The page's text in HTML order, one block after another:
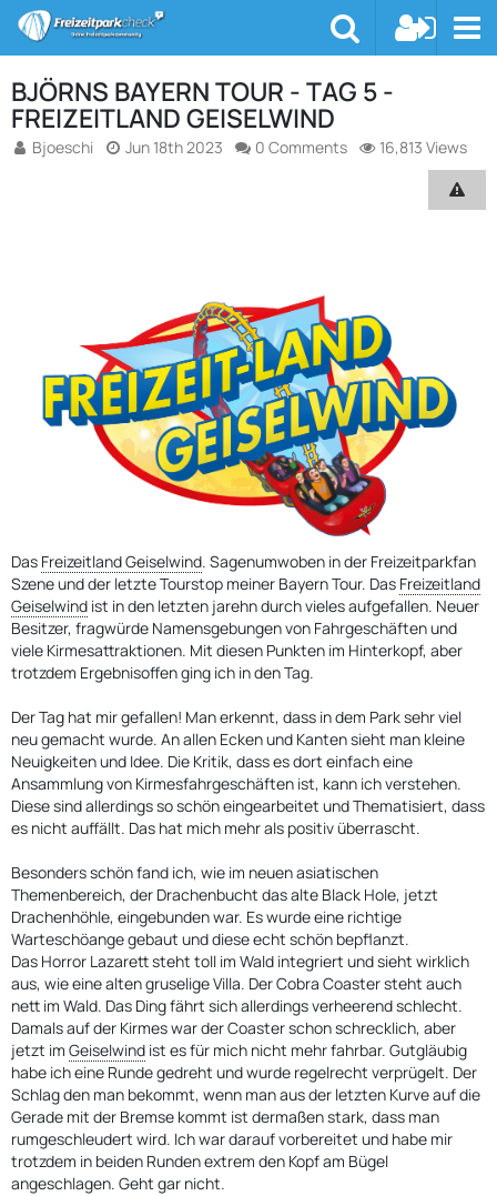
BJÖRNS BAYERN TOUR - TAG 5 -
FREIZEITLAND GEISELWIND
Bjoeschi Jun 18th 2023 0 Comments 16,813 Views
Das Freizeitland Geiselwind. Sagenumwoben in der Freizeitparkfan
Szene und der letzte Tourstop meiner Bayern Tour. Das Freizeitland
Geiselwind ist in den letzten jarehn durch vieles aufgefallen. Neuer
Besitzer, fragwürde Namensgebungen von Fahrgeschäften und
viele Kirmesattraktionen. Mit diesen Punkten im Hinterkopf, aber
trotzdem Ergebnisoffen ging ich in den Tag.
Der Tag hat mir gefallen! Man erkennt, dass in dem Park sehr viel
neu gemacht wurde. An allen Ecken und Kanten sieht man kleine
Neuigkeiten und Idee. Die Kritik, dass es dort einfach eine
Ansammlung von Kirmesfahrgeschäften ist, kann ich verstehen.
Diese sind allerdings so schön eingearbeitet und Thematisiert, dass
es nicht auffällt. Das hat mich mehr als positiv überrascht.
Besonders schön fand ich, wie im neuen asiatischen
Themenbereich, der Drachenbucht das alte Black Hole, jetzt
Drachenhöhle, eingebunden war. Es wurde eine richtige
Warteschöange gebaut und diese echt schön bepflanzt.
Das Horror Lazarett steht toll im Wald integriert und sieht wirklich
aus, wie eine alten gruselige Villa. Der Cobra Coaster steht auch
nett im Wald. Das Ding fährt sich allerdings verheerend schlecht.
Damals auf der Kirmes war der Coaster schon schrecklich, aber
jetzt im Geiselwind ist es für mich nicht mehr fahrbar. Gutgläubig
habe ich eine Runde gedreht und wurde regelrecht verprügelt. Der
Schlag den man bekommt, wenn man aus der letzten Kurve auf die
Gerade mit der Bremse kommt ist dermaßen stark, dass man
rumgeschleudert wird. Ich war darauf vorbereitet und habe mir
trotzdem in beiden Runden extrem den Kopf am Bügel
angeschlagen. Geht gar nicht.